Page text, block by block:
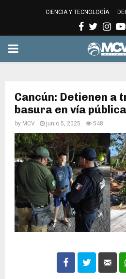
CIENCIA Y TECNOLOGÍA
Facebook
Twitter
PRIMARY
Cancún: Detienen a
basura en vía pública
by MCV junio 5, 2025 548